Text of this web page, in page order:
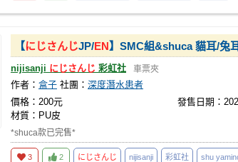
【にじさんじJP/EN】SMC組&shuca 貓耳/兔
nijisanji にじさんじ 彩虹社 車票夾
作者： 盒子 社團： 深度潛水患者
價格：200元
發售日期：
材質：PU皮
*shuca款已完售*
3 2 にじさんじ nijisanji 彩虹社 shu